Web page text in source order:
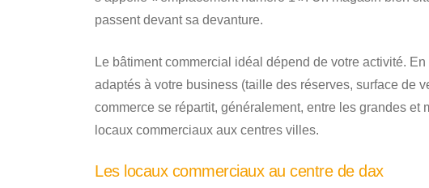
passent devant sa devanture.
Le bâtiment commercial idéal dépend de votre activité.
adaptés à votre business (taille des réserves, surface de
commerce se répartit, généralement, entre les grandes et
locaux commerciaux aux centres villes.
Les locaux commerciaux au centre de dax